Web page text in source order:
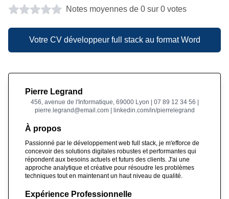
Notes moyennes de 0 sur 0 votes
Votre CV développeur full stack au format Word
Pierre Legrand
456, avenue de l'Informatique, 69000 Lyon | 07 89 12 34 56 |
pierre.legrand@email.com | linkedin.com/in/pierrelegrand
À propos
Passionné par le développement web full stack, je m'efforce de
concevoir des solutions digitales robustes et performantes qui
répondent aux besoins actuels et futurs des clients. J'ai une
approche analytique et créative pour résoudre les problèmes
techniques tout en maintenant un haut niveau de qualité.
Expérience Professionnelle